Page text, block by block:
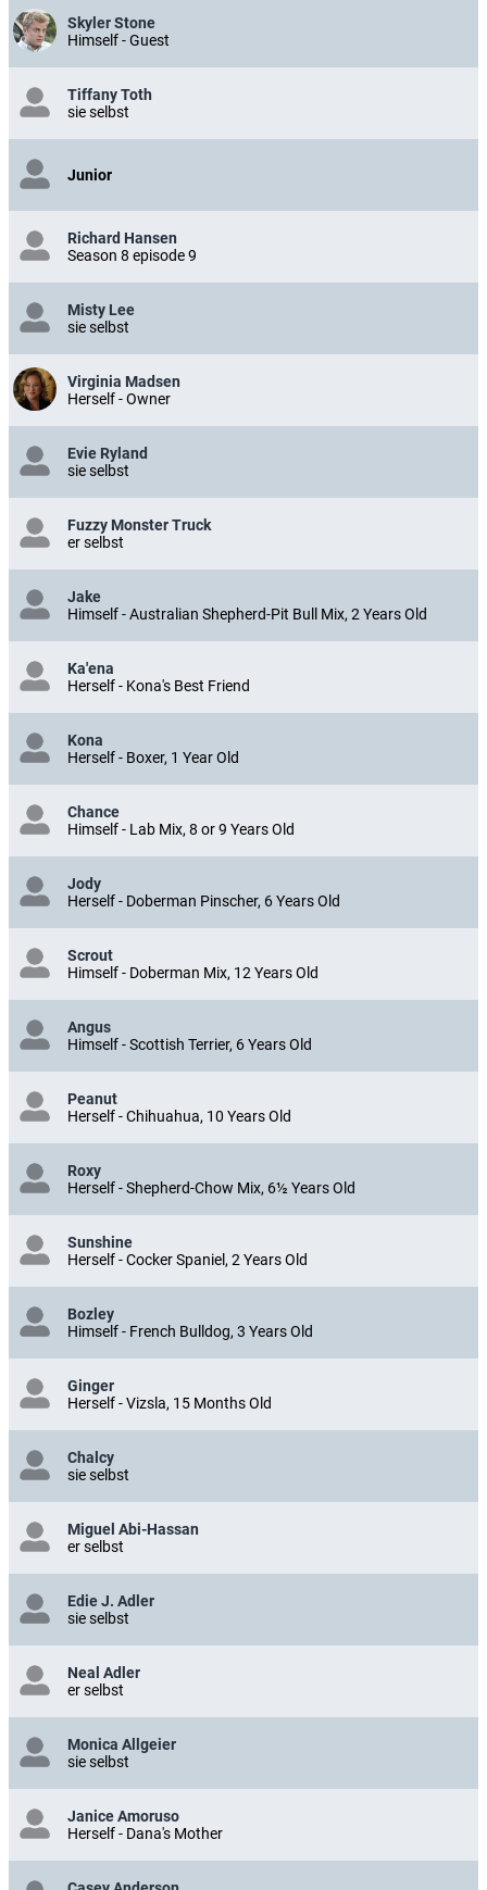
Skyler Stone
Himself - Guest
Tiffany Toth
sie selbst
Junior
Richard Hansen
Season 8 episode 9
Misty Lee
sie selbst
Virginia Madsen
Herself - Owner
Evie Ryland
sie selbst
Fuzzy Monster Truck
er selbst
Jake
Himself - Australian Shepherd-Pit Bull Mix, 2 Years Old
Ka'ena
Herself - Kona's Best Friend
Kona
Herself - Boxer, 1 Year Old
Chance
Himself - Lab Mix, 8 or 9 Years Old
Jody
Herself - Doberman Pinscher, 6 Years Old
Scrout
Himself - Doberman Mix, 12 Years Old
Angus
Himself - Scottish Terrier, 6 Years Old
Peanut
Herself - Chihuahua, 10 Years Old
Roxy
Herself - Shepherd-Chow Mix, 6½ Years Old
Sunshine
Herself - Cocker Spaniel, 2 Years Old
Bozley
Himself - French Bulldog, 3 Years Old
Ginger
Herself - Vizsla, 15 Months Old
Chalcy
sie selbst
Miguel Abi-Hassan
er selbst
Edie J. Adler
sie selbst
Neal Adler
er selbst
Monica Allgeier
sie selbst
Janice Amoruso
Herself - Dana's Mother